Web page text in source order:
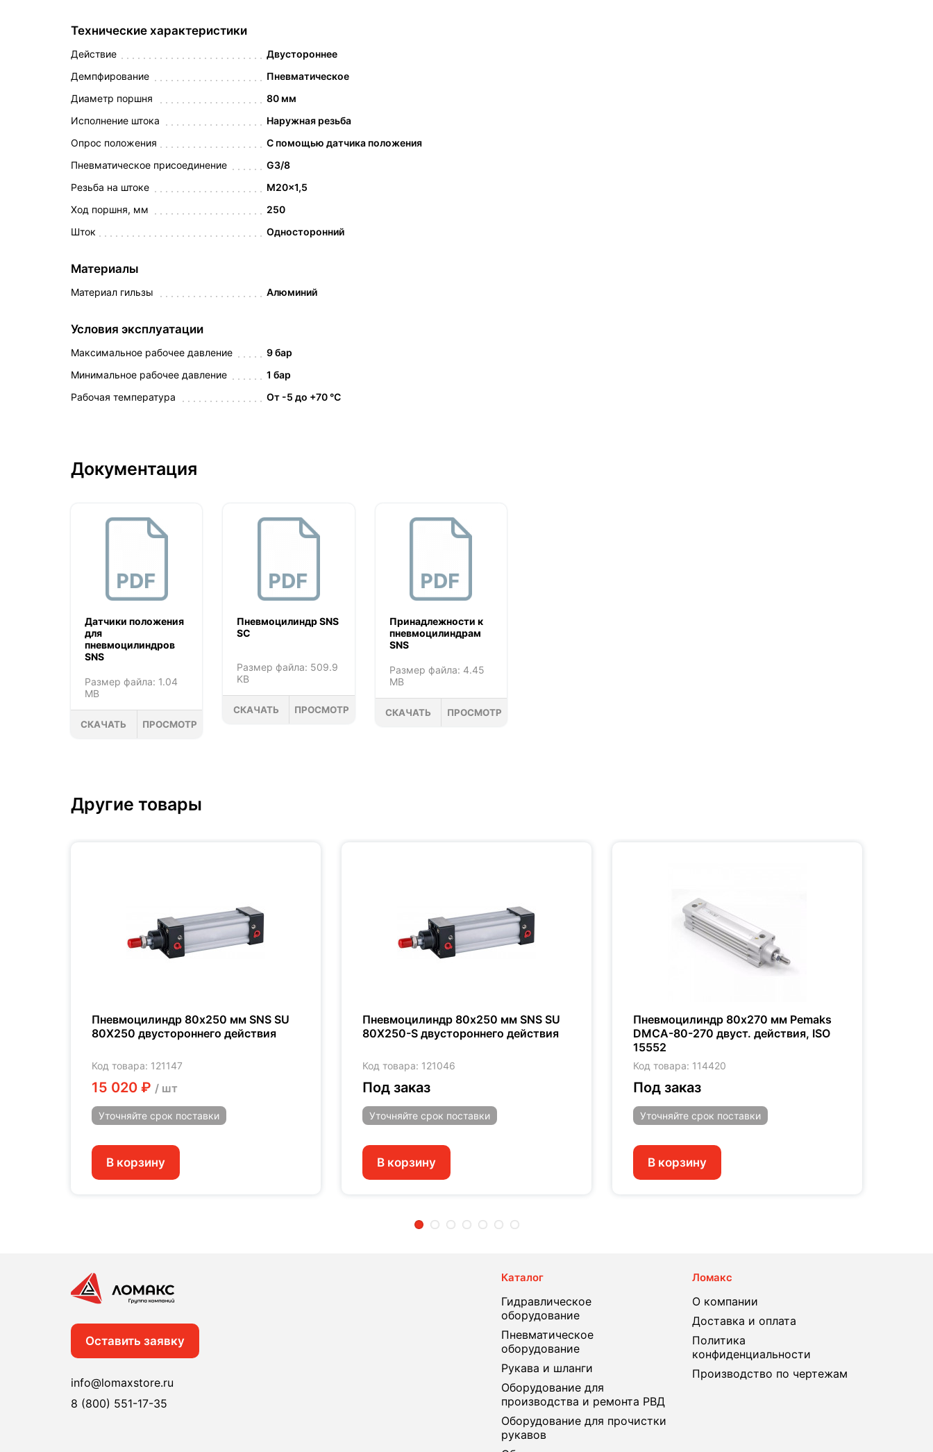
Технические характеристики
Действие
Двустороннее
Демпфирование
Пневматическое
Диаметр поршня
80 мм
Исполнение штока
Наружная резьба
Опрос положения
С помощью датчика положения
Пневматическое присоединение
G3/8
Резьба на штоке
M20x1,5
Ход поршня, мм
250
Шток
Односторонний
Материалы
Материал гильзы Алюминий
Условия эксплуатации
Максимальное рабочее давление
9 бар
Минимальное рабочее давление
1 бар
Рабочая температура
От -5 до +70 °C
Документация
Датчики положения
для
пневмоцилиндров
SNS
Размер файла: 1.04
MB
СКАЧАТЬ ПРОСМОТР
Пневмоцилиндр SNS
SC
Размер файла: 509.9
KB
СКАЧАТЬ ПРОСМОТР
Принадлежности к
пневмоцилиндрам
SNS
Размер файла: 4.45
MB
СКАЧАТЬ ПРОСМОТР
Другие товары
Пневмоцилиндр 80x250 мм SNS SU
80X250 двустороннего действия
Код товара: 121147
15 020 ₽ / шт
Уточняйте срок поставки
В корзину
Пневмоцилиндр 80x250 мм SNS SU
80X250-S двустороннего действия
Код товара: 121046
Под заказ
Уточняйте срок поставки
В корзину
Пневмоцилиндр 80x270 мм Pemaks
DMCA-80-270 двуст. действия, ISO
15552
Код товара: 114420
Под заказ
Уточняйте срок поставки
В корзину
Оставить заявку
info@lomaxstore.ru
8 (800) 551-17-35
Каталог
Гидравлическое
оборудование
Пневматическое
оборудование
Рукава и шланги
Оборудование для
производства и ремонта РВД
Оборудование для прочистки
рукавов
Ломакс
О компании
Доставка и оплата
Политика
конфиденциальности
Производство по чертежам